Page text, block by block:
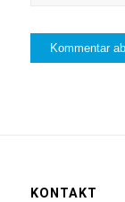
KONTAKT